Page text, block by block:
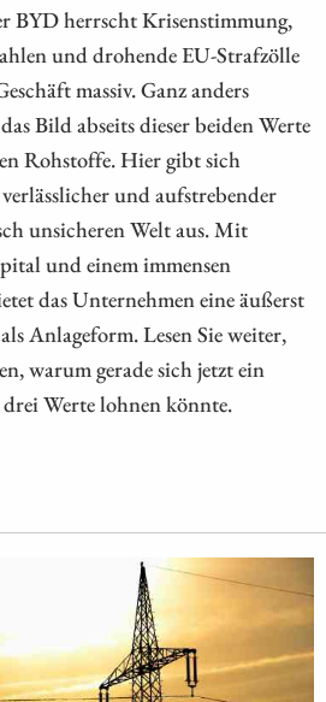
BYD herrscht Krisenstimmung,
und drohende EU-Strafzölle
massiv. Ganz anders
Bild abseits dieser beiden Werte
Rohstoffe. Hier gibt sich
und aufstrebender
unsicheren Welt aus. Mit
und einem immensen
das Unternehmen eine äußerst
Anlageform. Lesen Sie weiter,
warum gerade sich jetzt ein
Werte lohnen könnte.